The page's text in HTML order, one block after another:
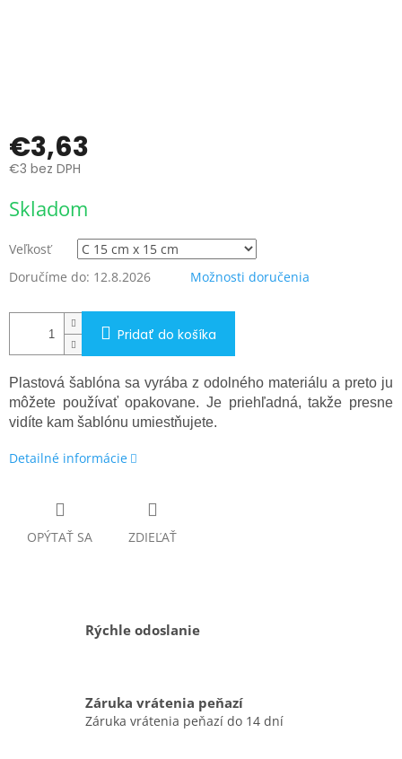
€3,63
€3 bez DPH
cena:
Skladom
Veľkosť
Doručíme do: 12.8.2026 Možnosti doručenia
Pridať do košíka
Plastová šablóna sa vyrába z odolného materiálu a preto ju
môžete používať opakovane. Je priehľadná, takže presne
vidíte kam šablónu umiestňujete.
Detailné informácie
OPÝTAŤ SA ZDIEĽAŤ
Rýchle odoslanie
Záruka vrátenia peňazí
Záruka vrátenia peňazí do 14 dní